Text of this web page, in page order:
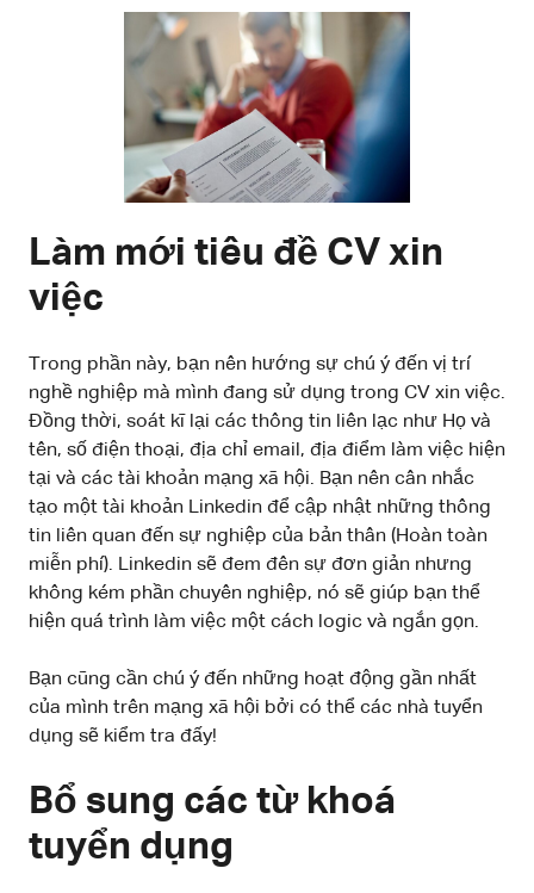
Làm mới tiêu đề CV xin
việc
Trong phần này, bạn nên hướng sự chú ý đến vị trí
nghề nghiệp mà mình đang sử dụng trong CV xin việc.
Đồng thời, soát kĩ lại các thông tin liên lạc như Họ và
tên, số điện thoại, địa chỉ email, địa điểm làm việc hiện
tại và các tài khoản mạng xã hội. Bạn nên cân nhắc
tạo một tài khoản Linkedin để cập nhật những thông
tin liên quan đến sự nghiệp của bản thân (Hoàn toàn
miễn phí). Linkedin sẽ đem đên sự đơn giản nhưng
không kém phần chuyên nghiệp, nó sẽ giúp bạn thể
hiện quá trình làm việc một cách logic và ngắn gọn.
Bạn cũng cần chú ý đến những hoạt động gần nhất
của mình trên mạng xã hội bởi có thể các nhà tuyển
dụng sẽ kiểm tra đấy!
Bổ sung các từ khoá
tuyển dụng